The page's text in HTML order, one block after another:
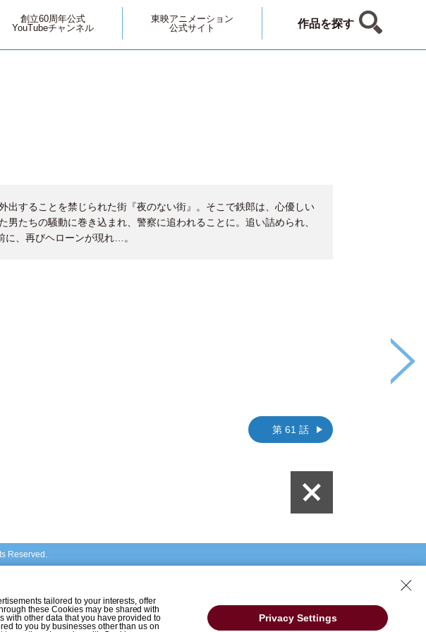
創立60周年公式
YouTubeチャンネル
東映アニメーション
公式サイト
作品を探す
出することを禁じられた街『夜のない街』。そこで鉄郎は、心優しい
男たちの騒動に巻き込まれ、警察に追われることに。追い詰められ、
に、再びヘローンが現れ…。
第 61 話
Reserved.
tailored to your interests, offer
these Cookies may be shared with
with other data that you have provided to
to you by businesses other than us on
Privacy Settings